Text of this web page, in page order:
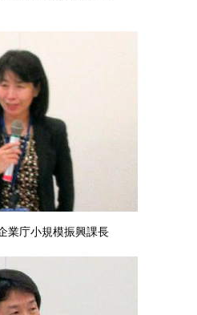
業庁小規模振興課長